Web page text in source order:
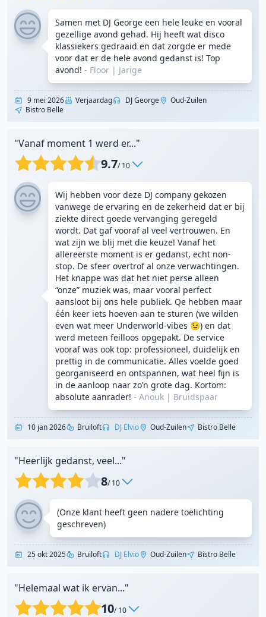
Samen met DJ George een hele leuke en vooral
gezellige avond gehad. Hij heeft wat disco
klassiekers gedraaid en dat zorgde er mede
voor dat er de hele avond gedanst is! Top
avond! - Floor | Jarige
9 mei 2026 Verjaardag DJ George
Oud-Zuilen
Bistro Belle
"Vanaf moment 1 werd er..."
9.7/ 10
Wij hebben voor deze DJ company gekozen
vanwege de ervaring en de zekerheid dat er bij
ziekte direct goede vervanging geregeld
wordt. Dat gaf vooraf al veel vertrouwen. En
wat zijn we blij met die keuze! Vanaf het
allereerste moment is er gedanst, echt non-
stop. De sfeer overtrof al onze verwachtingen.
Het knappe was dat het niet perse alleen
“onze” muziek was, maar vooral perfect
aansloot bij ons hele publiek. Qe hebben maar
één keer iets hoeven aan te sturen (we wilden
even wat meer Underworld-vibes 😉) en dat
werd meteen feilloos opgepakt. De service
vooraf was ook top: professioneel, duidelijk en
prettig in de communicatie. Alles voelde goed
georganiseerd en ontspannen, wat heel fijn is
in de aanloop naar zo’n grote dag. Kortom:
absolute aanrader! - Anouk | Bruidspaar
10 jan 2026 Bruiloft DJ Elvio Oud-Zuilen Bistro Belle
"Heerlijk gedanst, veel..."
8/ 10
(Onze klant heeft geen nadere toelichting
geschreven)
25 okt 2025 Bruiloft DJ Elvio Oud-Zuilen Bistro Belle
"Helemaal wat ik ervan..."
10/ 10